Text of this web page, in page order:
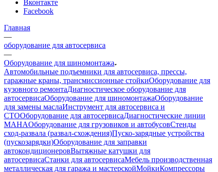
Вконтакте
Facebook
Главная
—
оборудование для автосервиса
—
Оборудование для шиномонтажа
Автомобильные подъемники для автосервиса, прессы,
гаражные краны, трансмиссионные стойкиОборудование для
кузовного ремонтаДиагностическое оборудование для
автосервисаОборудование для шиномонтажаОборудование
для замены маслаИнструмент для автосервиса и
СТООборудование для автосервисаДиагностические линии
MAHAОборудование для грузовиков и автобусовСтенды
сход-развала (развал-схождения)Пуско-зарядные устройства
(пускозарядки)Оборудование для заправки
автокондиционеровВытяжные катушки для
автосервисаСтанки для автосервисаМебель производственная
металлическая для гаража и мастерскойМойкиКомпрессоры